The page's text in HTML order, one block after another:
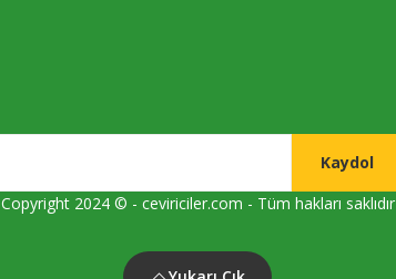
Kaydol
Copyright 2024 © - ceviriciler.com - Tüm hakları saklıdır